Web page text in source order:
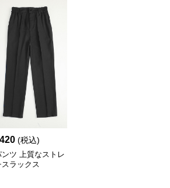
(税込)
ンツ 上質なストレ
スラックス